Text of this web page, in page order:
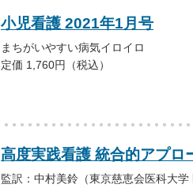
小児看護 2021年1月号
まちがいやすい病気イロイロ
定価 1,760円（税込）
高度実践看護 統合的アプ
監訳：中村美鈴（東京慈恵会医科大